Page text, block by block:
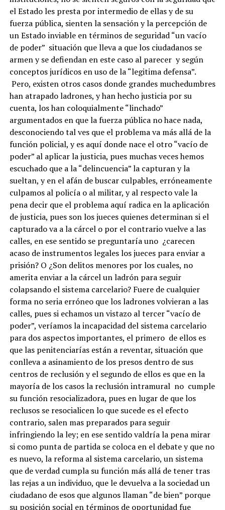
el Estado les presta por intermedio de ellas y de su
fuerza pública, sienten la sensación y la percepción de
un Estado inviable en términos de seguridad “un vacío
de poder” situación que lleva a que los ciudadanos se
armen y se defiendan en este caso al parecer y según
conceptos jurídicos en uso de la “legitima defensa”.
Pero, existen otros casos donde grandes muchedumbres
han atrapado ladrones, y han hecho justicia por su
cuenta, los han coloquialmente “linchado”
argumentados en que la fuerza pública no hace nada,
desconociendo tal ves que el problema va más allá de la
función policial, y es aquí donde nace el otro “vacío de
poder” al aplicar la justicia, pues muchas veces hemos
escuchado que a la “delincuencia” la capturan y la
sueltan, y en el afán de buscar culpables, erróneamente
culpamos al policía o al militar, y al respecto vale la
pena decir que el problema aquí radica en la aplicación
de justicia, pues son los jueces quienes determinan si el
capturado va a la cárcel o por el contrario vuelve a las
calles, en ese sentido se preguntaría uno ¿carecen
acaso de instrumentos legales los jueces para enviar a
prisión? O ¿Son delitos menores por los cuales, no
amerita enviar a la cárcel un ladrón para seguir
colapsando el sistema carcelario? Fuere de cualquier
forma no seria erróneo que los ladrones volvieran a las
calles, pues si echamos un vistazo al tercer “vacío de
poder”, veríamos la incapacidad del sistema carcelario
para dos aspectos importantes, el primero de ellos es
que las penitenciarías están a reventar, situación que
conlleva a asinamiento de los presos dentro de sus
centros de reclusión y el segundo de ellos es que en la
mayoría de los casos la reclusión intramural no cumple
su función resocializadora, pues en lugar de que los
reclusos se resocialicen lo que sucede es el efecto
contrario, salen mas preparados para seguir
infringiendo la ley; en ese sentido valdría la pena mirar
si como punta de partida se coloca en el debate y que no
es nuevo, la reforma al sistema carcelario, un sistema
que de verdad cumpla su función más allá de tener tras
las rejas a un individuo, que le devuelva a la sociedad un
ciudadano de esos que algunos llaman “de bien” porque
su posición social en términos de oportunidad fue